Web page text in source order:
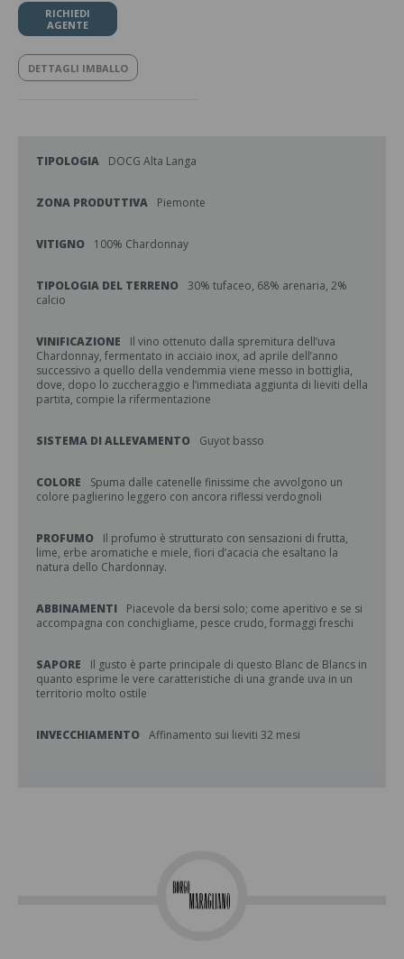
RICHIEDI
AGENTE
DETTAGLI IMBALLO
TIPOLOGIA DOCG Alta Langa
ZONA PRODUTTIVA Piemonte
VITIGNO 100% Chardonnay
TIPOLOGIA DEL TERRENO 30% tufaceo, 68% arenaria, 2%
calcio
VINIFICAZIONE
Il vino ottenuto dalla spremitura dell’uva
Chardonnay, fermentato in acciaio inox, ad aprile dell’anno
successivo a quello della vendemmia viene messo in bottiglia,
dove, dopo lo zuccheraggio e l’immediata aggiunta di lieviti della
partita, compie la rifermentazione
SISTEMA DI ALLEVAMENTO Guyot basso
COLORE
Spuma dalle catenelle finissime che avvolgono un
colore paglierino leggero con ancora riflessi verdognoli
PROFUMO
Il profumo è strutturato con sensazioni di frutta,
lime, erbe aromatiche e miele, fiori d’acacia che esaltano la
natura dello Chardonnay.
ABBINAMENTI
Piacevole da bersi solo; come aperitivo e se si
accompagna con conchigliame, pesce crudo, formaggi freschi
SAPORE
Il gusto è parte principale di questo Blanc de Blancs in
quanto esprime le vere caratteristiche di una grande uva in un
territorio molto ostile
INVECCHIAMENTO Affinamento sui lieviti 32 mesi